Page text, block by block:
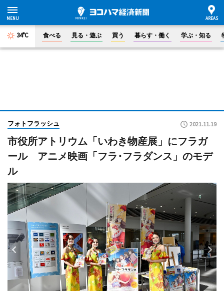
34°C 食べる 見る・遊ぶ 買う 暮らす・働く 学ぶ・知る
フォトフラッシュ 2021.11.19
市役所アトリウム「いわき物産展」にフラガ
ール アニメ映画「フラ･フラダンス」のモデ
ル